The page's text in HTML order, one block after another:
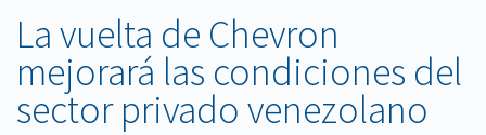
La vuelta de Chevron
mejorará las condiciones del
sector privado venezolano